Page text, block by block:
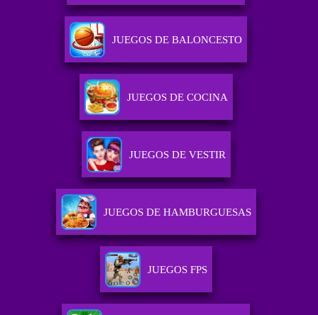
JUEGOS DE BALONCESTO
JUEGOS DE COCINA
JUEGOS DE VESTIR
JUEGOS DE HAMBURGUESAS
JUEGOS FPS